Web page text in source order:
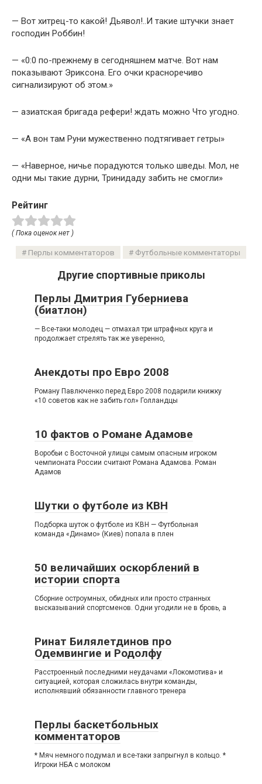
— Вот хитрец-то какой! Дьявол!..И такие штучки знает
господин Роббин!
— «0:0 по-прежнему в сегодняшнем матче. Вот нам
показывают Эриксона. Его очки красноречиво
сигнализируют об этом.»
— азиатская бригада рефери! ждать можно Что угодно.
— «А вон там Руни мужественно подтягивает гетры»
— «Наверное, ничье порадуются только шведы. Мол, не
одни мы такие дурни, Тринидаду забить не смогли»
Рейтинг
( Пока оценок нет )
Перлы комментаторов Футбольные комментаторы
Другие спортивные приколы
Перлы Дмитрия Губерниева
(биатлон)
— Все-таки молодец — отмахал три штрафных круга и
продолжает стрелять так же уверенно,
Анекдоты про Евро 2008
Роману Павлюченко перед Евро 2008 подарили книжку
«10 советов как не забить гол» Голландцы
10 фактов о Романе Адамове
Воробьи с Восточной улицы самым опасным игроком
чемпионата России считают Романа Адамова. Роман
Адамов
Шутки о футболе из КВН
Подборка шуток о футболе из КВН — Футбольная
команда «Динамо» (Киев) попала в плен
50 величайших оскорблений в
истории спорта
Сборние остроумных, обидных или просто странных
высказываний спортсменов. Одни угодили не в бровь, а
Ринат Билялетдинов про
Одемвингие и Родолфу
Расстроенный последними неудачами «Локомотива» и
ситуацией, которая сложилась внутри команды,
исполнявший обязанности главного тренера
Перлы баскетбольных
комментаторов
* Мяч немного подумал и все-таки запрыгнул в кольцо. *
Игроки НБА с молоком